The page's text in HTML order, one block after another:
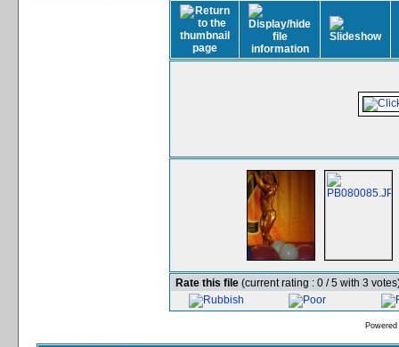
Rate this file (current rating : 0 / 5 with 3